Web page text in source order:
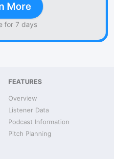
More
for 7 days
FEATURES
Overview
Listener Data
Podcast Information
Pitch Planning